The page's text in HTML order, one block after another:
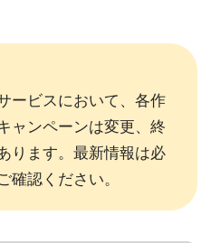
ービスにおいて、各作
ャンペーンは変更、終
ります。最新情報は必
確認ください。